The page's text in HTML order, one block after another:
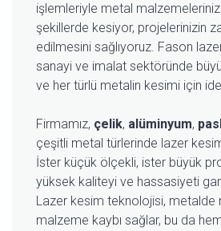
işlemleriyle metal
şekillerde kesiyor, projelerinizin
edilmesini sağlıyoruz. Fason
sanayi ve imalat sektöründe
ve her türlü metalin kesimi için
Firmamız, çelik, alüminyum,
çeşitli metal türlerinde lazer
İster küçük ölçekli, ister büyük
yüksek kaliteyi ve hassasiyeti
Lazer kesim teknolojisi, metalde
malzeme kaybı sağlar, bu da